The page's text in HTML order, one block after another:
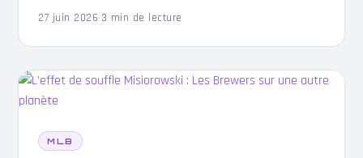
sauver ce qu’il reste de l’ère Mike Trout.
27 juin 2026·3 min de lecture
MLB